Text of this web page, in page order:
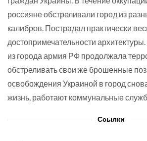
россияне обстреливали город из
калибров. Пострадал практически
достопримечательности
из города армия РФ продолжала
обстреливать свои же брошенные
освобождения Украиной в город
жизнь, работают коммунальные
Ссылки